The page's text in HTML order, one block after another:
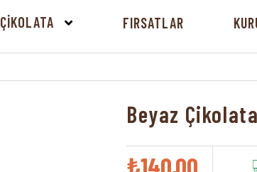
ÇİKOLATA FIRSATLAR
Beyaz
₺140,00